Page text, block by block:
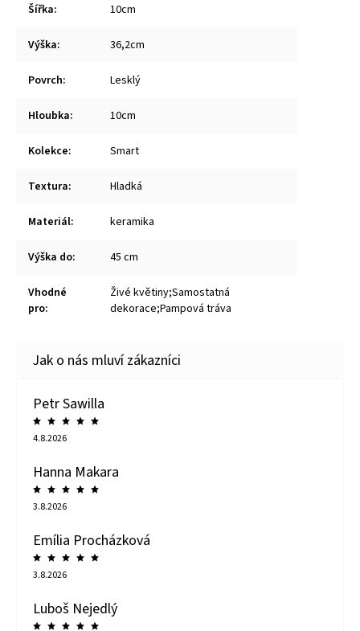
Šířka: 10cm
Výška: 36,2cm
Povrch: Lesklý
Hloubka: 10cm
Kolekce: Smart
Textura: Hladká
Materiál: keramika
Výška do: 45 cm
Vhodné
pro:
Živé květiny;Samostatná
dekorace;Pampová tráva
Petr Sawilla
4.8.2026
Hanna Makara
3.8.2026
Emília Procházková
3.8.2026
Luboš Nejedlý